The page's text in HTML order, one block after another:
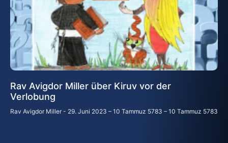
Rav Avigdor Miller über Kiruv vor der
Verlobung
Rav Avigdor Miller 29. Juni 2023 – 10 Tammuz 5783 – 10 Tammuz 5783